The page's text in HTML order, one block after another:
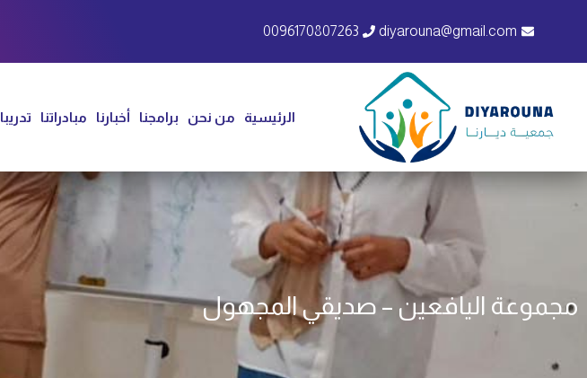
diyarouna@gmail.com
0096170807263
الرئيسية من نحن برامجنا أخبارنا مبادراتنا
مجموعة اليافعين – صديقي المجهول